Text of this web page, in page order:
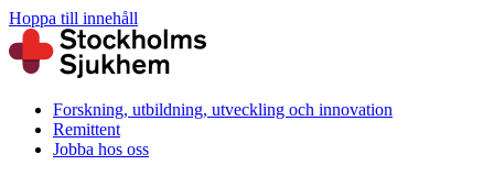
Hoppa till innehåll
Forskning, utbildning, utveckling och innovation
Remittent
Jobba hos oss